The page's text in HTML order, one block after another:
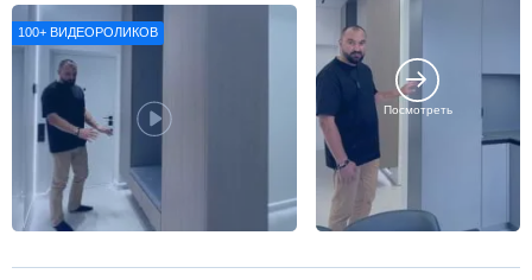
100+ ВИДЕОРОЛИКОВ
Посмотреть